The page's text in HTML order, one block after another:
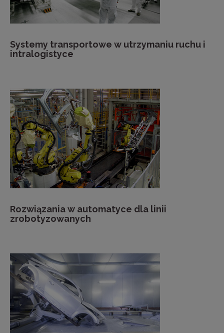
Systemy transportowe w utrzymaniu ruchu i
intralogistyce
Rozwiązania w automatyce dla linii
zrobotyzowanych